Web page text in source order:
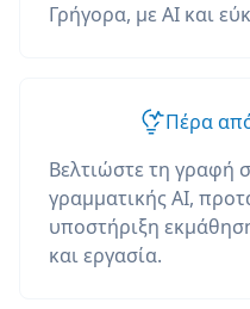
Γρήγορα, με AI και
Πέρα
Βελτιώστε τη γραφή
γραμματικής AI,
υποστήριξη
και εργασία.